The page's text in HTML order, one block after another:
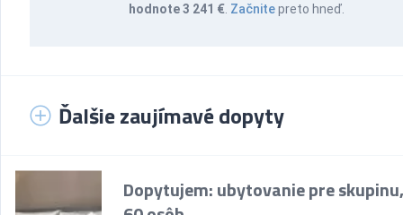
hodnote 3 241 € Začnitepreto hneď.
Ďalšie zaujímavé dopyty
Dopytujem: ubytovanie pre